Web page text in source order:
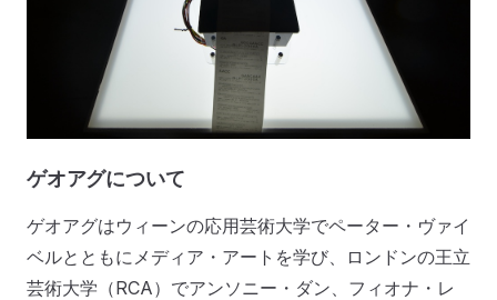
ゲオアグについて
ゲオアグはウィーンの応用芸術大学でペーター・ヴァイ
ベルとともにメディア・アートを学び、ロンドンの王立
芸術大学（RCA）でアンソニー・ダン、フィオナ・レ